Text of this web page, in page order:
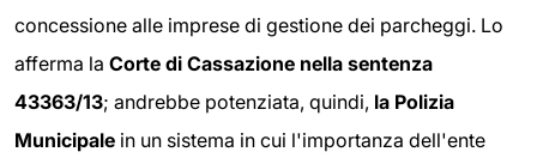
concessione alle imprese di gestione dei parcheggi. Lo
afferma la Corte di Cassazione nella sentenza
43363/13; andrebbe potenziata, quindi, la Polizia
Municipale in un sistema in cui l'importanza dell'ente